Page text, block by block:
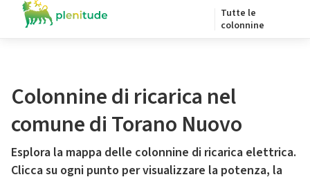
Tutte le
colonnine
Colonnine di ricarica nel
comune di Torano Nuovo
Esplora la mappa delle colonnine di ricarica elettrica.
Clicca su ogni punto per visualizzare la potenza, la